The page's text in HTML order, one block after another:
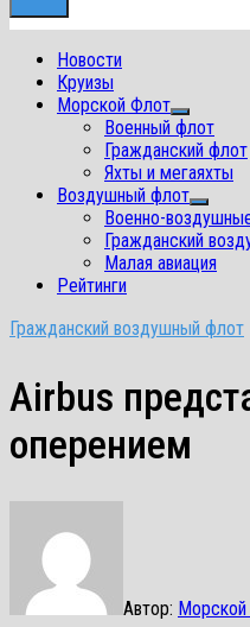
Новости
Круизы
Морской Флот
Показать
подменю
Военный флот
Гражданский флот
Яхты и мегаяхты
Воздушный флот
Военно-
Гражданский
Малая авиация
Рейтинги
Гражданский воздушный флот
Airbus
оперением
Автор: